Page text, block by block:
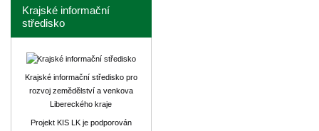
Krajské informační
středisko
Krajské informační středisko pro
rozvoj zemědělství a venkova
Libereckého kraje
Projekt KIS LK je podporován